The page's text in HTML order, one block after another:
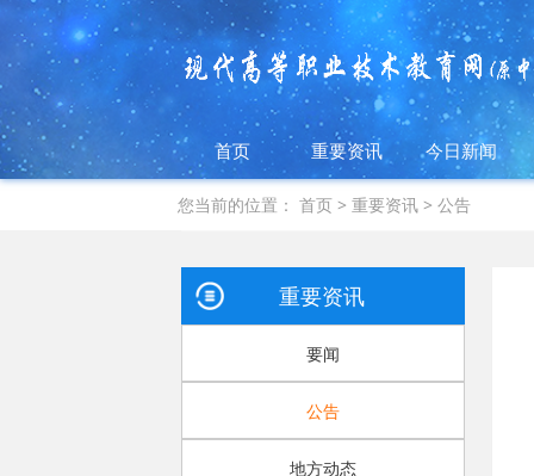
首页 重要资讯 今日新闻
您当前的位置：首页 >重要资讯 >公告
重要资讯
要闻
公告
地方动态